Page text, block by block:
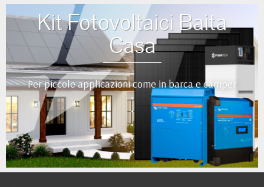
Kit Fotovoltaici Baita
Casa
Per piccole applicazioni come in barca e camper
•
•
•
•
••